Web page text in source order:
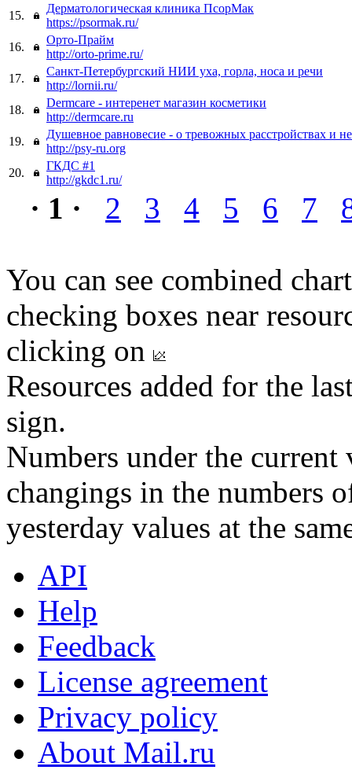
15.
Дерматологическая клиника ПсорМак
https://psormak.ru/
16.
Орто-Прайм
http://orto-prime.ru/
17.
Санкт-Петербургский НИИ уха, горла, носа и речи
http://lornii.ru/
18.
Dermcare - интеренет магазин косметики
http://dermcare.ru
19.
Душевное равновесие - о тревожных расстройствах и
http://psy-ru.org
20.
ГКДС #1
http://gkdc1.ru/
· 1 · 2 3 4 5 6 7
You can see combined
checking boxes near
clicking on
Resources added for the
sign.
Numbers under the
changings in the numbers
yesterday values at the
API
Help
Feedback
License agreement
Privacy policy
About Mail.ru